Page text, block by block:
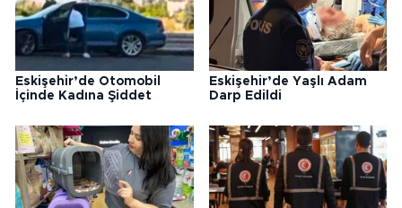
Eskişehir’de Otomobil
İçinde Kadına Şiddet
Eskişehir’de Yaşlı Adam
Darp Edildi